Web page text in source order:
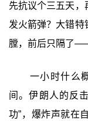
先抗议个三五天，
发火箭弹？大错特
膛，前后只隔了
一小时什么
间。伊朗人的反
功”，爆炸声就在